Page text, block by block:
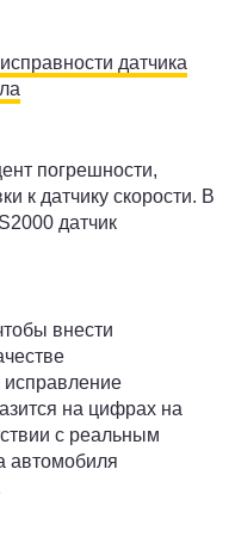
датчика
погрешности,
к датчику скорости. В
датчик
внести
исправление
на цифрах на
с реальным
автомобиля